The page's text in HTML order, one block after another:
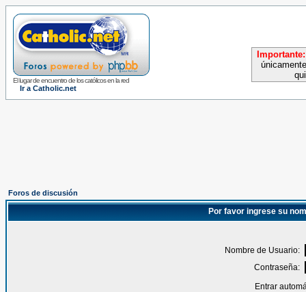
El lugar de encuentro de los católicos en la red
Ir a Catholic.net
Importante:
Foros de discusión
Por favor ingrese su
Nombre de Usuario:
Contraseña:
Entrar